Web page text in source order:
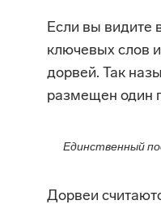
Если вы видите
ключевых слов
дорвей. Так
размещен один
Единственный
Дорвеи